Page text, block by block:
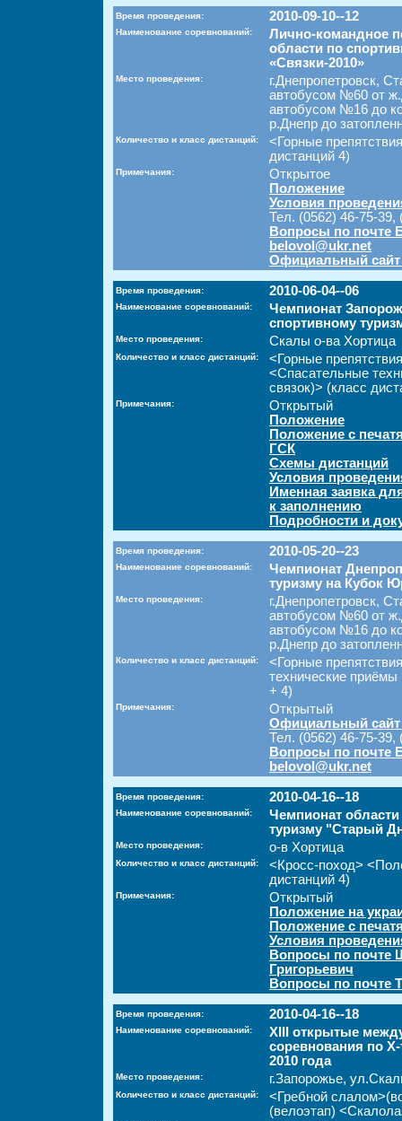
Время проведения: 2010-09-10--12
Наименование соревнований:
Лично-командное
области по
«Связки-2010»
Место проведения:
г.Днепропетровск,
автобусом №60 от
автобусом №16 до
р.Днепр до
Количество и класс дистанций:
<Горные
дистанций 4)
Примечания:
Открытое
Положение
Условия
Тел. (0562) 46-75-39,
Вопросы по почте
belovol@ukr.net
Официальный сайт
Время проведения: 2010-06-04--06
Наименование соревнований:
Чемпионат
спортивному
Место проведения: Скалы о-ва Хортица
Количество и класс дистанций:
<Горные
<Спасательные
связок)> (класс
Примечания:
Открытый
Положение
Положение с
ГСК
Схемы дистанций
Условия
Именная заявка
к заполнению
Подробности и
Время проведения: 2010-05-20--23
Наименование соревнований:
Чемпионат
туризму на Кубок
Место проведения:
г.Днепропетровск,
автобусом №60 от
автобусом №16 до
р.Днепр до
Количество и класс дистанций:
<Горные
технические
+ 4)
Примечания:
Открытый
Официальный сайт
Тел. (0562) 46-75-39,
Вопросы по почте
belovol@ukr.net
Время проведения: 2010-04-16--18
Наименование соревнований:
Чемпионат
туризму "Старый
Место проведения: о-в Хортица
Количество и класс дистанций:
<Кросс-поход>
дистанций 4)
Примечания:
Открытый
Положение на
Положение с
Условия
Вопросы по почте
Григорьевич
Вопросы по почте
Время проведения: 2010-04-16--18
Наименование соревнований:
XIII открытые
соревнования по
2010 года
Место проведения: г.Запорожье,
Количество и класс дистанций:
<Гребной
(велоэтап)